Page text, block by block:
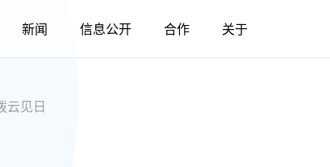
新闻 信息公开 合作 关于
云见日